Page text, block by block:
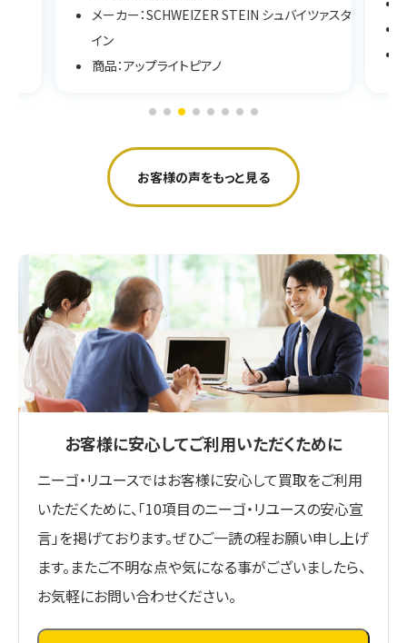
メーカー：SCHWEIZER STEIN シュバイツァスタ
イン
商品：アップライトピアノ
お客様の声をもっと見る
お客様に安心してご利用いただくために
ニーゴ・リユースではお客様に安心して買取をご利用
いただくために、「10項目のニーゴ・リユースの安心宣
言」を掲げております。ぜひご一読の程お願い申し上げ
ます。またご不明な点や気になる事がございましたら、
お気軽にお問い合わせください。